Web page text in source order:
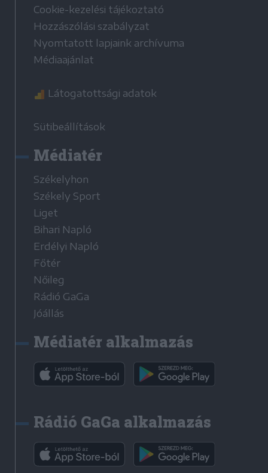
Cookie-kezelési tájékoztató
Hozzászólási szabályzat
Nyomtatott lapjaink archívuma
Médiaajánlat
Látogatottsági adatok
Sütibeállítások
Médiatér
Székelyhon
Székely Sport
Liget
Bihari Napló
Erdélyi Napló
Főtér
Nőileg
Rádió GaGa
Jóállás
Médiatér alkalmazás
Rádió GaGa alkalmazás